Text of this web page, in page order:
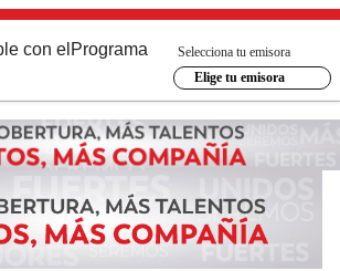
con el Programa
Selecciona tu emisora
Elige tu emisora